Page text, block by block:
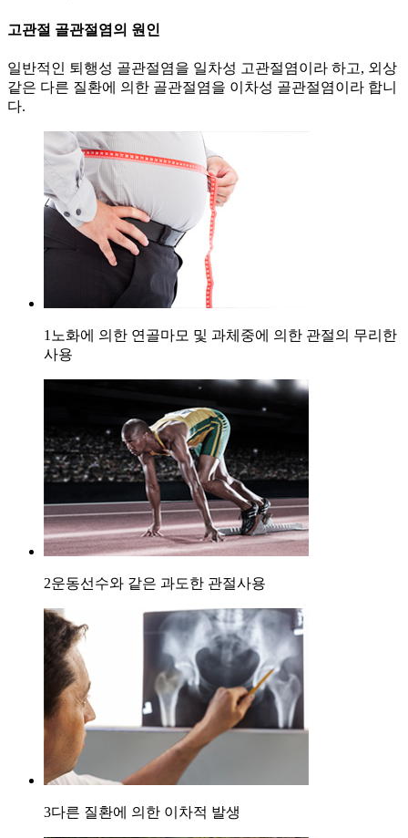
고관절 골관절염의 원인
일반적인 퇴행성 골관절염을 일차성 고관절염이라 하고, 외상
같은 다른 질환에 의한 골관절염을 이차성 골관절염이라 합니
다.
1 노화에 의한 연골마모 및 과체중에 의한 관절의 무리한
사용
2운동선수와 같은 과도한 관절사용
3다른 질환에 의한 이차적 발생